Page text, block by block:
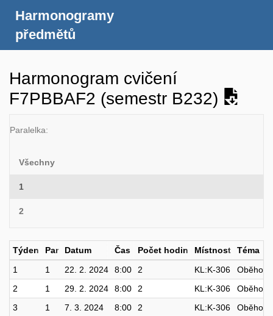
Harmonogramy
předmětů
Harmonogram cvičení
F7PBBAF2 (semestr B232)
Paralelka:
Všechny
1
2
Týden Par Datum Čas Počet hodin Místnost
Téma
1
1 22. 2. 2024 8:00 2 KL:K-306
2
1 29. 2. 2024 8:00 2 KL:K-306
3
1 7. 3. 2024 8:00 2 KL:K-306